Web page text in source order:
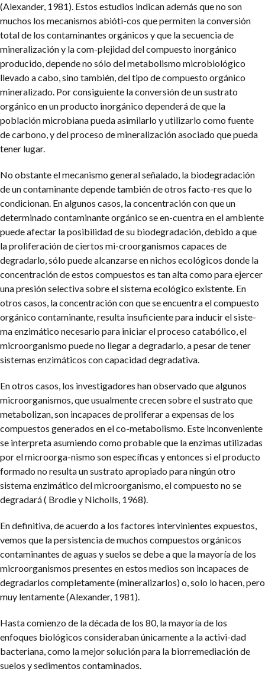
(Alexander, 1981). Estos estudios indican además que no son
muchos los mecanismos abióti-cos que permiten la conversión
total de los contaminantes orgánicos y que la secuencia de
mineralización y la com-plejidad del compuesto inorgánico
producido, depende no sólo del metabolismo microbiológico
llevado a cabo, sino también, del tipo de compuesto orgánico
mineralizado. Por consiguiente la conversión de un sustrato
orgánico en un producto inorgánico dependerá de que la
población microbiana pueda asimilarlo y utilizarlo como fuente
de carbono, y del proceso de mineralización asociado que pueda
tener lugar.
No obstante el mecanismo general señalado, la biodegradación
de un contaminante depende también de otros facto-res que lo
condicionan. En algunos casos, la concentración con que un
determinado contaminante orgánico se en-cuentra en el ambiente
puede afectar la posibilidad de su biodegradación, debido a que
la proliferación de ciertos mi-croorganismos capaces de
degradarlo, sólo puede alcanzarse en nichos ecológicos donde la
concentración de estos compuestos es tan alta como para ejercer
una presión selectiva sobre el sistema ecológico existente. En
otros casos, la concentración con que se encuentra el compuesto
orgánico contaminante, resulta insuficiente para inducir el siste-
ma enzimático necesario para iniciar el proceso catabólico, el
microorganismo puede no llegar a degradarlo, a pesar de tener
sistemas enzimáticos con capacidad degradativa.
En otros casos, los investigadores han observado que algunos
microorganismos, que usualmente crecen sobre el sustrato que
metabolizan, son incapaces de proliferar a expensas de los
compuestos generados en el co-metabolismo. Este inconveniente
se interpreta asumiendo como probable que la enzimas utilizadas
por el microorga-nismo son específicas y entonces si el producto
formado no resulta un sustrato apropiado para ningún otro
sistema enzimático del microorganismo, el compuesto no se
degradará ( Brodie y Nicholls, 1968).
En definitiva, de acuerdo a los factores intervinientes expuestos,
vemos que la persistencia de muchos compuestos orgánicos
contaminantes de aguas y suelos se debe a que la mayoría de los
microorganismos presentes en estos medios son incapaces de
degradarlos completamente (mineralizarlos) o, solo lo hacen, pero
muy lentamente (Alexander, 1981).
Hasta comienzo de la década de los 80, la mayoría de los
enfoques biológicos consideraban únicamente a la activi-dad
bacteriana, como la mejor solución para la biorremediación de
suelos y sedimentos contaminados.